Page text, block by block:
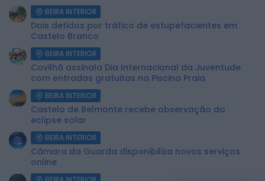
BEIRA INTERIOR
Dois detidos por tráfico de estupefacientes em
Castelo Branco
BEIRA INTERIOR
Covilhã assinala Dia Internacional da Juventude
com entradas gratuitas na Piscina Praia
BEIRA INTERIOR
Castelo de Belmonte recebe observação do
eclipse solar
BEIRA INTERIOR
Câmara da Guarda disponibiliza novos serviços
online